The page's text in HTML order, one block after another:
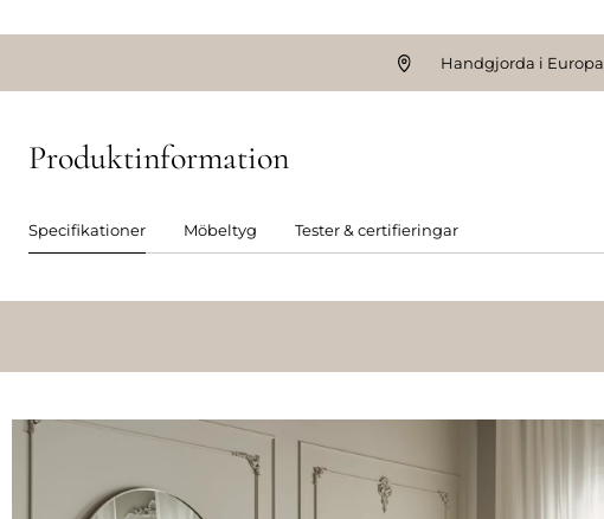
Handgjorda i Europa
Produktinformation
Specifikationer Möbeltyg Tester & certifieringar